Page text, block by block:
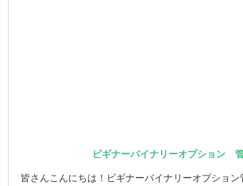
ビギナーバイナリーオプション
皆さんこんにちは！ビギナーバイナリーオプション